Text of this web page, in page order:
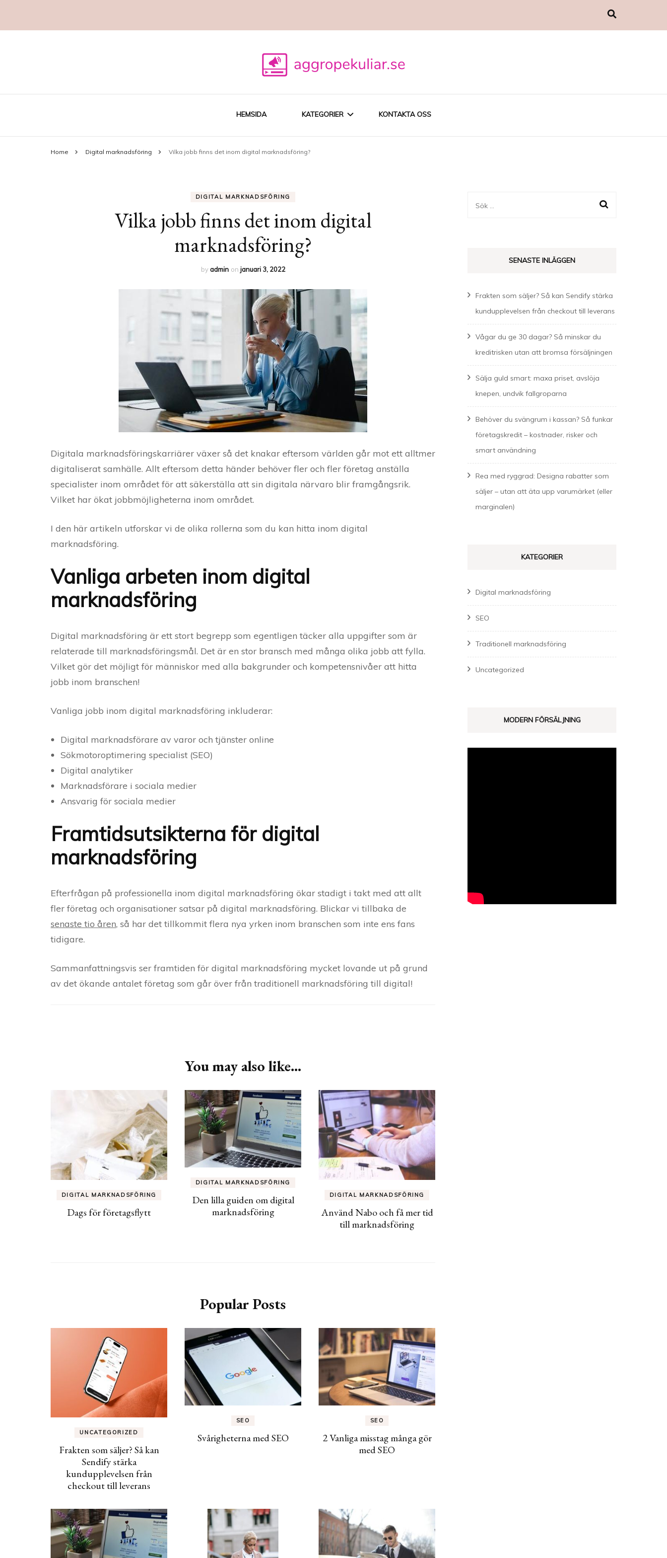
aggropekuliar.se HEMSIDA KATEGORIER
TRADITIONELL
KONTAKTA OSS
Home Digital marknadsföring Vilka jobb finns det inom digital marknadsföring?
DIGITAL MARKNADSFÖRING
Vilka jobb finns det inom digital
marknadsföring?
byadmin on januari 3, 2022
Digitala marknadsföringskarriärer växer så det knakar eftersom världen går mot ett alltmer
digitaliserat samhälle. Allt eftersom detta händer behöver fler och fler företag anställa
specialister inom området för att säkerställa att sin digitala närvaro blir framgångsrik.
Vilket har ökat jobbmöjligheterna inom området.
I den här artikeln utforskar vi de olika rollerna som du kan hitta inom digital
marknadsföring.
Vanliga arbeten inom digital
marknadsföring
Digital marknadsföring är ett stort begrepp som egentligen täcker alla uppgifter som är
relaterade till marknadsföringsmål. Det är en stor bransch med många olika jobb att fylla.
Vilket gör det möjligt för människor med alla bakgrunder och kompetensnivåer att hitta
jobb inom branschen!
Vanliga jobb inom digital marknadsföring inkluderar:
Digital marknadsförare av varor och tjänster online
Sökmotoroptimering specialist (SEO)
Digital analytiker
Marknadsförare i sociala medier
Ansvarig för sociala medier
Framtidsutsikterna för digital
marknadsföring
Efterfrågan på professionella inom digital marknadsföring ökar stadigt i takt med att allt
fler företag och organisationer satsar på digital marknadsföring. Blickar vi tillbaka de
senaste tio åren, så har det tillkommit flera nya yrken inom branschen som inte ens fans
tidigare.
Sammanfattningsvis ser framtiden för digital marknadsföring mycket lovande ut på grund
av det ökande antalet företag som går över från traditionell marknadsföring till digital!
You may also like...
DIGITAL MARKNADSFÖRING
Dags för företagsflytt
DIGITAL MARKNADSFÖRING
Den lilla guiden om digital
marknadsföring
DIGITAL MARKNADSFÖRING
Använd Nabo och få mer tid
till marknadsföring
Popular Posts
UNCATEGORIZED
Frakten som säljer? Så kan
Sendify stärka
kundupplevelsen från
checkout till leverans
SEO
Svårigheterna med SEO
SEO
2 Vanliga misstag många gör
med SEO
Sök
SENASTE INLÄGGEN
Frakten som säljer? Så kan Sendify stärka
kundupplevelsen från checkout till leverans
Vågar du ge 30 dagar? Så minskar du
kreditrisken utan att bromsa försäljningen
Sälja guld smart: maxa priset, avslöja
knepen, undvik fallgroparna
Behöver du svängrum i kassan? Så funkar
företagskredit – kostnader, risker och
smart användning
Rea med ryggrad: Designa rabatter som
säljer – utan att äta upp varumärket (eller
marginalen)
KATEGORIER
Digital marknadsföring
SEO
Traditionell marknadsföring
Uncategorized
MODERN FÖRSÄLJNING